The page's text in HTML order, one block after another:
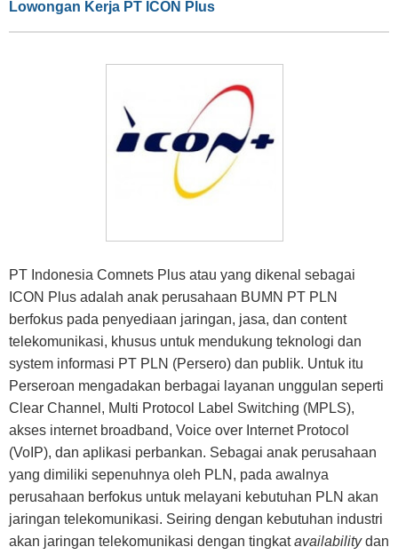
Lowongan Kerja PT ICON Plus
PT Indonesia Comnets Plus atau yang dikenal sebagai
ICON Plus adalah anak perusahaan BUMN PT PLN
berfokus pada penyediaan jaringan, jasa, dan content
telekomunikasi, khusus untuk mendukung teknologi dan
system informasi PT PLN (Persero) dan publik. Untuk itu
Perseroan mengadakan berbagai layanan unggulan seperti
Clear Channel, Multi Protocol Label Switching (MPLS),
akses internet broadband, Voice over Internet Protocol
(VoIP), dan aplikasi perbankan. Sebagai anak perusahaan
yang dimiliki sepenuhnya oleh PLN, pada awalnya
perusahaan berfokus untuk melayani kebutuhan PLN akan
jaringan telekomunikasi. Seiring dengan kebutuhan industri
akan jaringan telekomunikasi dengan tingkatavailabilitydan